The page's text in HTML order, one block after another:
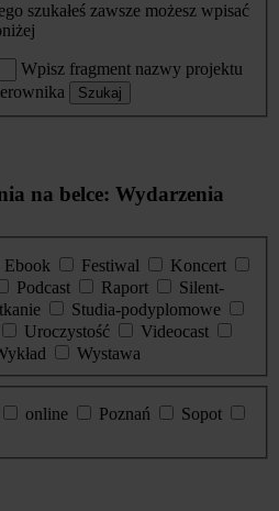
szukałeś zawsze możesz wpisać
Wpisz fragment nazwy projektu
Szukaj
na belce: Wydarzenia
Ebook Festiwal
Koncert
Podcast Raport
Silent-
Studia-podyplomowe
Uroczystość
Videocast
Wystawa
online Poznań
Sopot